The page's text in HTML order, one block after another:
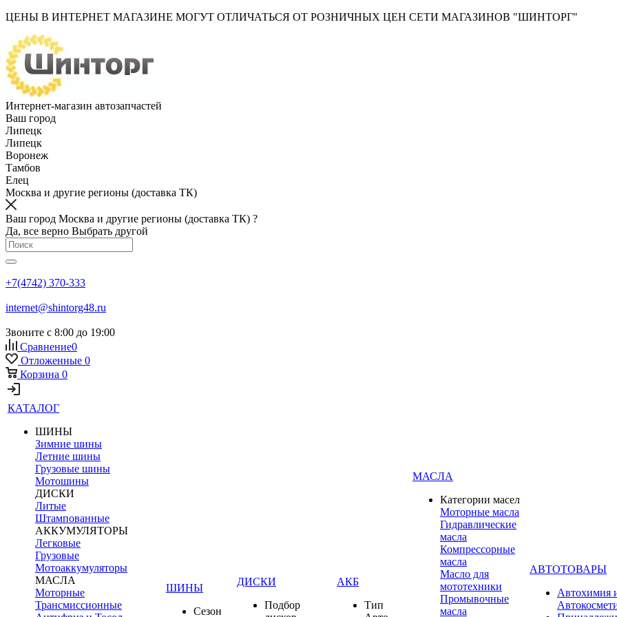
ЦЕНЫ В ИНТЕРНЕТ МАГАЗИНЕ МОГУТ ОТЛИЧАТЬСЯ ОТ РОЗНИЧНЫХ ЦЕН СЕТИ МАГАЗИНОВ "ШИНТОРГ"
Интернет-магазин автозапчастей
Ваш город
Липецк
Липецк
Воронеж
Тамбов
Елец
Москва и другие регионы (доставка ТК)
Ваш город Москва и другие регионы (доставка ТК) ?
Да, все верно Выбрать другой
+7(4742) 370-333
internet@shintorg48.ru
Звоните с 8:00 до 19:00
Сравнение0
Отложенные 0
Корзина 0
КАТАЛОГ
ШИНЫ
Зимние шины
Летние шины
Грузовые шины
Мотошины
ДИСКИ
Литые
Штампованные
АККУМУЛЯТОРЫ
Легковые
Грузовые
Мотоаккумуляторы
МАСЛА
Моторные
Трансмиссионные
ШИНЫ
Сезон
ДИСКИ
Подбор
АКБ
Тип
МАСЛА
Категории масел
Моторные масла
Гидравлические
масла
Компрессорные
масла
Масло для
мототехники
Промывочные
масла
АВТОТОВАРЫ
Автохимия